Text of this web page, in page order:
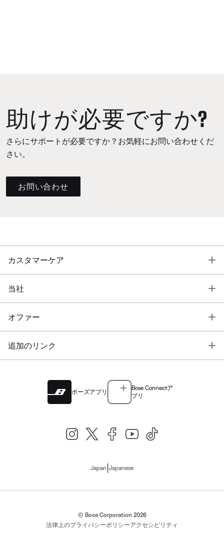
助けが必要ですか?
さらにサポートが必要ですか？お気軽にお問い合わせくだ
さい。
お問い合わせ
カスタマーケア
当社
オファー
追加のリンク
ボーズアプリ
Bose Connectア
プリ
Japan Japanese
© Bose Corporation 2026
法律上のプライバシーポリシーアクセシビリティ